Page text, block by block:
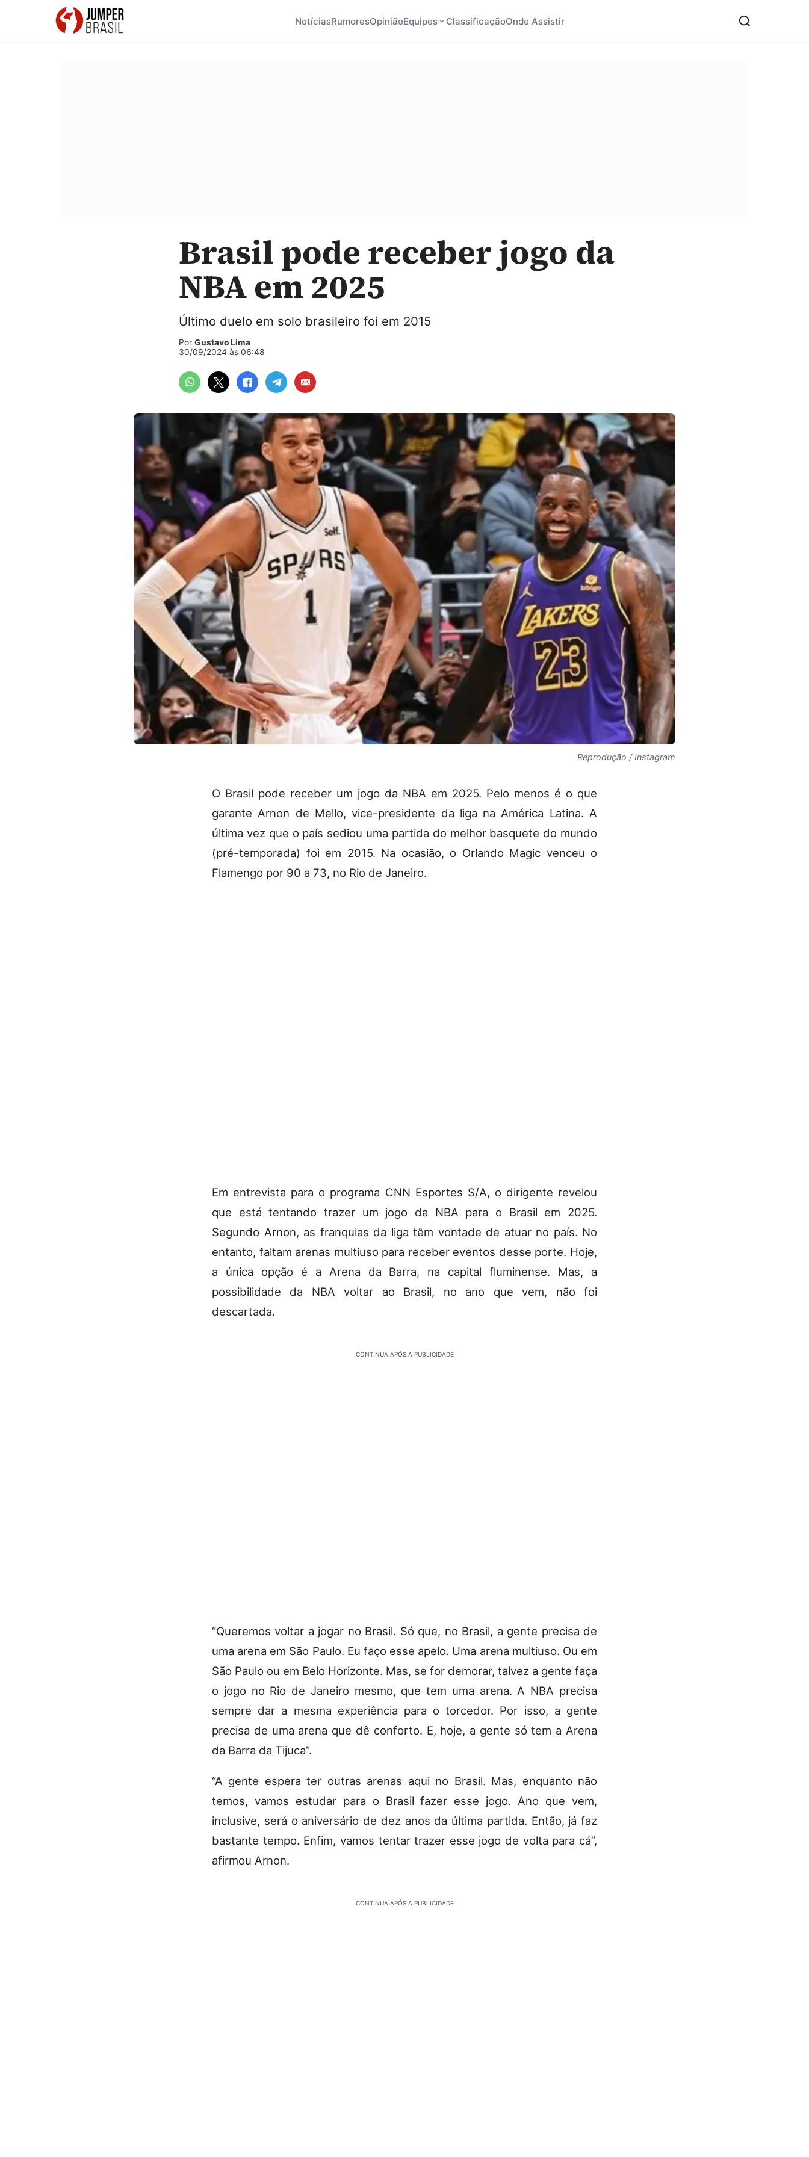
NotíciasRumoresOpiniãoEquipes ClassificaçãoOnde Assistir
Brasil pode receber jogo da
NBA em 2025
Último duelo em solo brasileiro foi em 2015
Por Gustavo Lima
30/09/2024 às 06:48
Reprodução / Instagram
O Brasil pode receber um jogo da NBA em 2025. Pelo menos é o que
garante Arnon de Mello, vice-presidente da liga na América Latina. A
última vez que o país sediou uma partida do melhor basquete do mundo
(pré-temporada) foi em 2015. Na ocasião, o Orlando Magic venceu o
Flamengo por 90 a 73, no Rio de Janeiro.
Em entrevista para o programa CNN Esportes S/A, o dirigente revelou
que está tentando trazer um jogo da NBA para o Brasil em 2025.
Segundo Arnon, as franquias da liga têm vontade de atuar no país. No
entanto, faltam arenas multiuso para receber eventos desse porte. Hoje,
a única opção é a Arena da Barra, na capital fluminense. Mas, a
possibilidade da NBA voltar ao Brasil, no ano que vem, não foi
descartada.
CONTINUA APÓS A PUBLICIDADE
“Queremos voltar a jogar no Brasil. Só que, no Brasil, a gente precisa de
uma arena em São Paulo. Eu faço esse apelo. Uma arena multiuso. Ou em
São Paulo ou em Belo Horizonte. Mas, se for demorar, talvez a gente faça
o jogo no Rio de Janeiro mesmo, que tem uma arena. A NBA precisa
sempre dar a mesma experiência para o torcedor. Por isso, a gente
precisa de uma arena que dê conforto. E, hoje, a gente só tem a Arena
da Barra da Tijuca”.
“A gente espera ter outras arenas aqui no Brasil. Mas, enquanto não
temos, vamos estudar para o Brasil fazer esse jogo. Ano que vem,
inclusive, será o aniversário de dez anos da última partida. Então, já faz
bastante tempo. Enfim, vamos tentar trazer esse jogo de volta para cá”,
afirmou Arnon.
CONTINUA APÓS A PUBLICIDADE